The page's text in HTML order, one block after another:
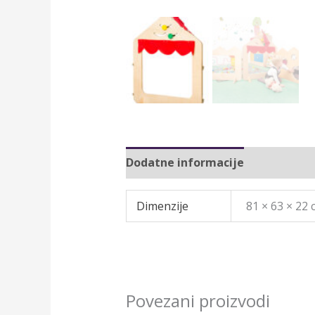
Dodatne informacije
Dimenzije 81 × 63 × 22
Povezani proizvodi